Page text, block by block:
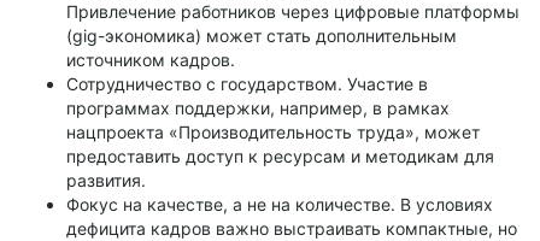
Привлечение работников через цифровые платформы
(gig-экономика) может стать дополнительным
источником кадров.
Сотрудничество с государством. Участие в
программах поддержки, например, в рамках
нацпроекта «Производительность труда», может
предоставить доступ к ресурсам и методикам для
развития.
Фокус на качестве, а не на количестве. В условиях
дефицита кадров важно выстраивать компактные, но